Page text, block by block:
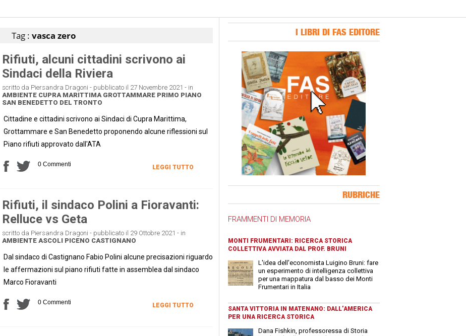
Tag : vasca zero
Rifiuti, alcuni cittadini scrivono ai
Sindaci della Riviera
scritto da Piersandra Dragoni - pubblicato il 27 Novembre 2021 - in
AMBIENTE CUPRA MARITTIMA GROTTAMMARE PRIMO PIANO
SAN BENEDETTO DEL TRONTO
Cittadine e cittadini scrivono ai Sindaci di Cupra Marittima,
Grottammare e San Benedetto proponendo alcune riflessioni sul
Piano rifiuti approvato dall'ATA
0 Commenti LEGGI TUTTO
Rifiuti, il sindaco Polini a Fioravanti:
Relluce vs Geta
scritto da Piersandra Dragoni - pubblicato il 29 Ottobre 2021 - in
AMBIENTE ASCOLI PICENO CASTIGNANO
Dal sindaco di Castignano Fabio Polini alcune precisazioni riguardo
le affermazioni sul piano rifiuti fatte in assemblea dal sindaco
Marco Fioravanti
0 Commenti LEGGI TUTTO
I LIBRI DI FAS EDITORE
RUBRICHE
FRAMMENTI DI MEMORIA
MONTI FRUMENTARI: RICERCA STORICA
COLLETTIVA AVVIATA DAL PROF. BRUNI
L'idea dell'economista Luigino Bruni: fare
un esperimento di intelligenza collettiva
per una mappatura dal basso dei Monti
Frumentari in Italia
SANTA VITTORIA IN MATENANO: DALL’AMERICA
PER UNA RICERCA STORICA
Dana Fishkin, professoressa di Storia